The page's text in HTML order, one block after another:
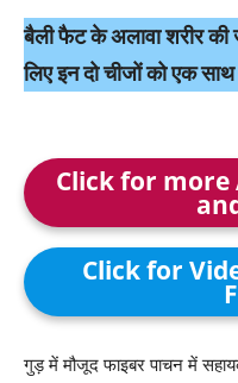
बैली फैट के अलावा शरीर की
लिए इन दो चीजों को एक
Click for more
Click for
गुड़ में मौजूद फाइबर पाचन में